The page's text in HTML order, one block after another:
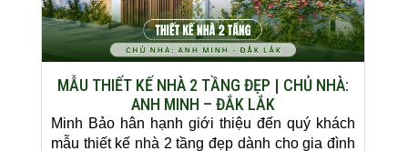
MẪU THIẾT KẾ NHÀ 2 TẦNG ĐẸP | CHỦ NHÀ:
ANH MINH – ĐẮK LẮK
Minh Bảo hân hạnh giới thiệu đến quý khách
mẫu thiết kế nhà 2 tầng đẹp dành cho gia đình